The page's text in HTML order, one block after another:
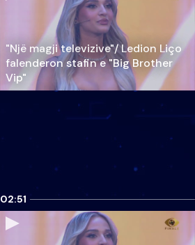
"Një magji televizive"/ Ledion Liço
falenderon stafin e "Big Brother
Vip"
02:51